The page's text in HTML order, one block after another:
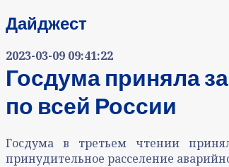
Дайджест
2023-03-09 09:41:22
Госдума приняла
по всей России
Госдума в третьем чтении
принудительное расселение